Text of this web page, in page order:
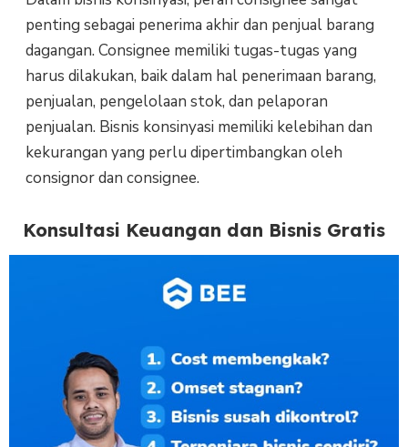
penting sebagai penerima akhir dan penjual barang
dagangan. Consignee memiliki tugas-tugas yang
harus dilakukan, baik dalam hal penerimaan barang,
penjualan, pengelolaan stok, dan pelaporan
penjualan. Bisnis konsinyasi memiliki kelebihan dan
kekurangan yang perlu dipertimbangkan oleh
consignor dan consignee.
Konsultasi Keuangan dan Bisnis Gratis